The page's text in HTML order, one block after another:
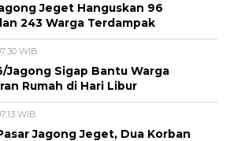
Jeget Hanguskan 96
243 Warga Terdampak
WIB
Jagong Sigap Bantu Warga
Rumah di Hari Libur
WIB
Jagong Jeget, Dua Korban